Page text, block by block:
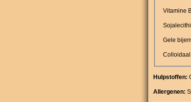
Vitamine
Gele
Hulpstoffen:
Allergenen: